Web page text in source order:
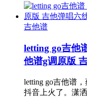
吉他谱
letting go吉他
他谱g调原版
letting go吉他谱
抖音上火了。潇